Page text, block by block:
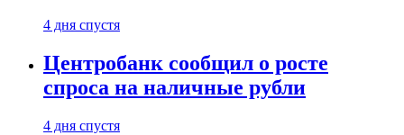
4 дня спустя
Центробанк сообщил о росте
спроса на наличные рубли
4 дня спустя